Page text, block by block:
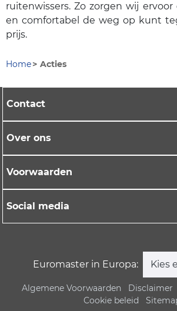
ruitenwissers. Zo zorgen wij
en comfortabel de weg op kunt
prijs.
Home Acties
Contact
Over ons
Voorwaarden
Social media
Euromaster in Europa: Kies
Algemene Voorwaarden Disclaimer
Cookie beleid